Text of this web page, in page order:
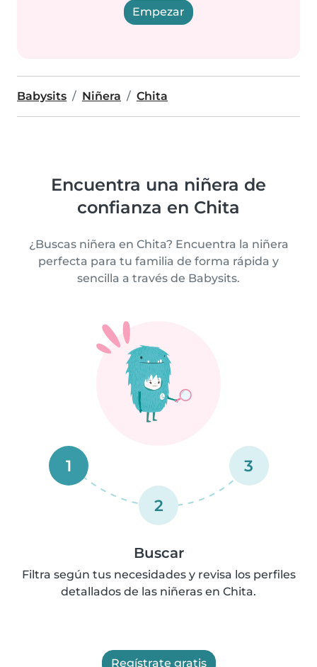
Empezar
Babysits Niñera Chita
Encuentra una niñera de
confianza en Chita
¿Buscas niñera en Chita? Encuentra la niñera
perfecta para tu familia de forma rápida y
sencilla a través de Babysits.
1
2
3
Buscar
Filtra según tus necesidades y revisa los perfiles
detallados de las niñeras en Chita.
Regístrate gratis